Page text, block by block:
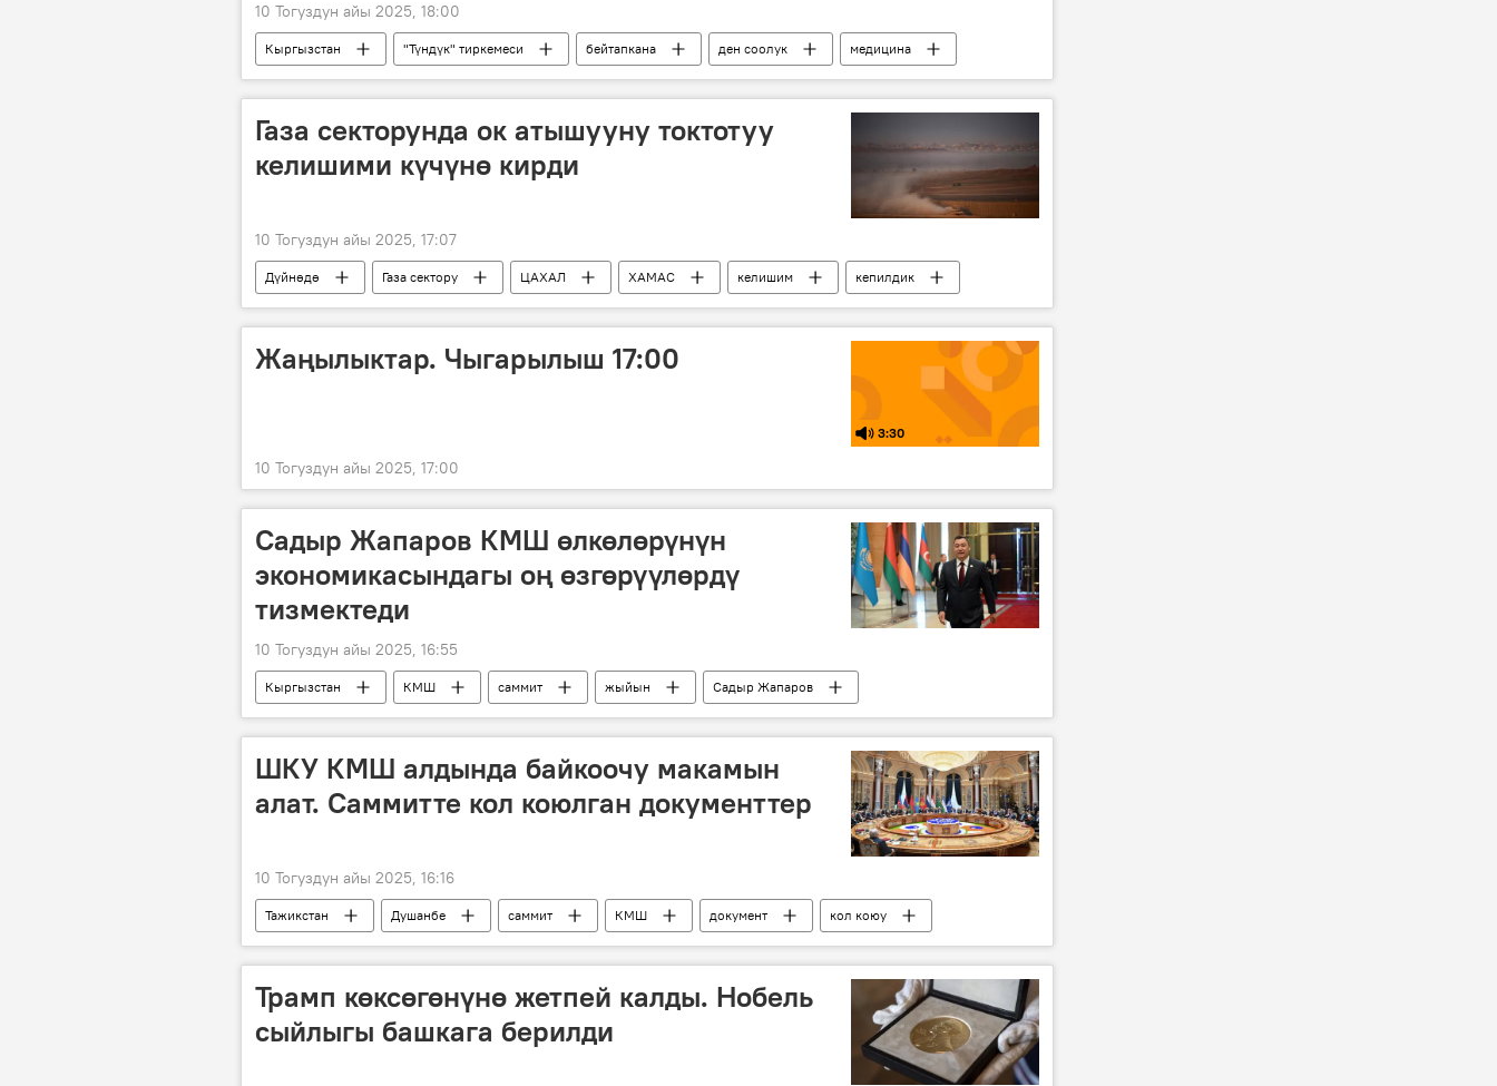
10 Тогуздун айы 2025, 18:00
Кыргызстан "Түндүк" тиркемеси бейтапкана ден соолук
медицина
дарыгер
катталуу чакыруу
Газа секторунда ок атышууну токтотуу
келишими күчүнө кирди
10 Тогуздун айы 2025, 17:07
Дүйнөдө Газа сектору ЦАХАЛ ХАМАС келишим
кепилдик
ок атышуу
Жаңылыктар. Чыгарылыш 17:00
3:30
10 Тогуздун айы 2025, 17:00
Садыр Жапаров КМШ өлкөлөрүнүн
экономикасындагы оң өзгөрүүлөрдү
тизмектеди
10 Тогуздун айы 2025, 16:55
Кыргызстан КМШ саммит жыйын
Садыр Жапаров
Душанбе
Экономика
ШКУ КМШ алдында байкоочу макамын
алат. Саммитте кол коюлган документтер
10 Тогуздун айы 2025, 16:16
Тажикстан Душанбе саммит КМШ документ
кол коюу
тизме
Дүйнөдө
Трамп көксөгөнүнө жетпей калды. Нобель
сыйлыгы башкага берилди